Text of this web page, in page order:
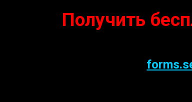
Получить